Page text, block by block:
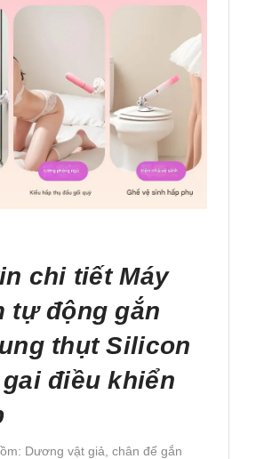
chi tiết Máy
tự động gắn
thụt Silicon
điều khiển
Dương vật giả, chân đế gắn